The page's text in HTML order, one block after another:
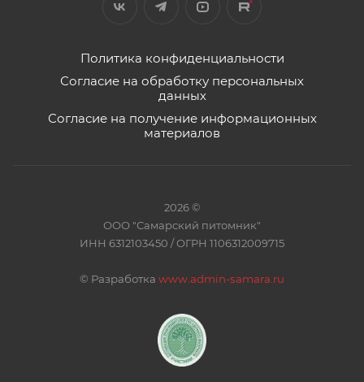
Политика конфиденциальности
Согласие на обработку персональных
данных
Согласие на получение информационных
материалов
2026 ©
ООО "Самарский питомник"
ИНН 6312103450 / ОГРН 1106312009715
© Разработка www.admin-samara.ru